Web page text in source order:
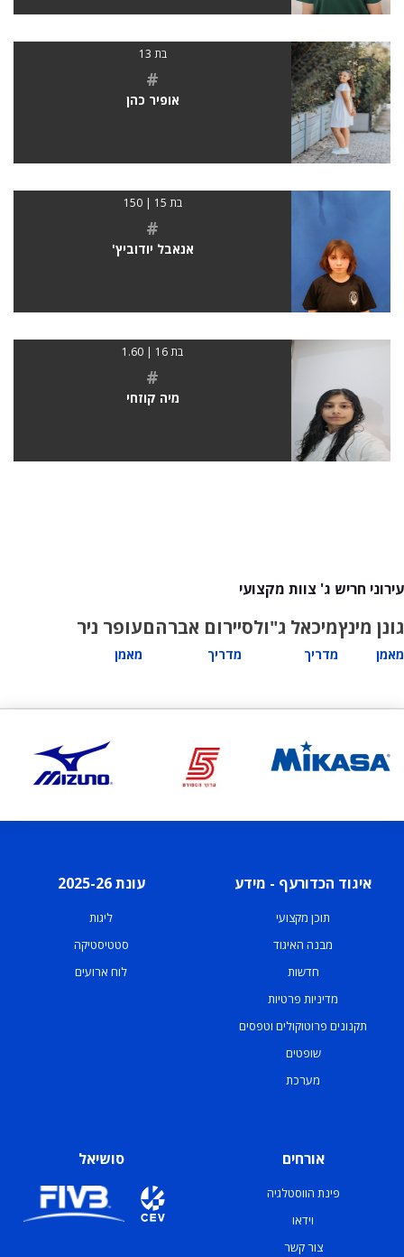
בת 13
#
אופיר כהן
בת 15 | 150
#
אנאבל יודוביץ'
בת 16 | 1.60
#
מיה קוזחי
עירוני חריש ג' צוות מקצועי
גונן מינץ
מאמן
מיכאל ג"ולס
מדריך
יירום אברהם
מדריך
עופר ניר
מאמן
איגוד הכדורעף - מידע
תוכן מקצועי
מבנה האיגוד
חדשות
מדיניות פרטיות
תקנונים פרוטוקולים וטפסים
שופטים
מערכת
עונת 2025-26
ליגות
סטטיסטיקה
לוח ארועים
אורחים
פינת הווסטלגיה
וידאו
צור קשר
סושיאל